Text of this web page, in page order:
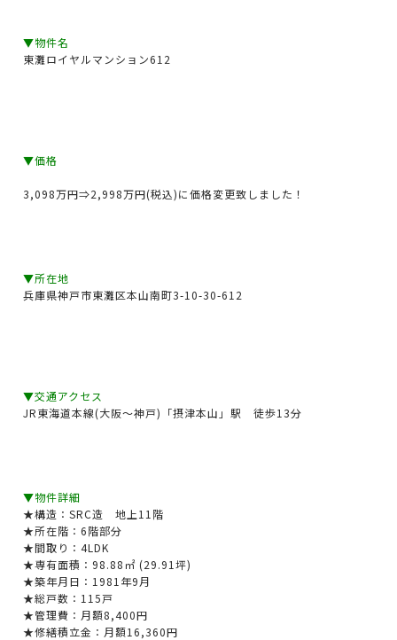
▼物件名
東灘ロイヤルマンション612
▼価格
3,098万円⇒2,998万円(税込)に価格変更致しました！
▼所在地
兵庫県神戸市東灘区本山南町3-10-30-612
▼交通アクセス
JR東海道本線(大阪～神戸)「摂津本山」駅 徒歩13分
▼物件詳細
★構造：SRC造 地上11階
★所在階：6階部分
★間取り： 4LDK
★専有面積：98.88㎡ (29.91坪)
★築年月日：1981年9月
★総戸数：115戸
★管理費：月額8,400円
★修繕積立金：月額16,360円